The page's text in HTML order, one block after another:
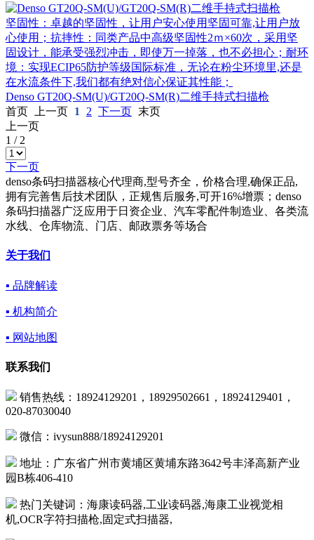
坚固性：卓越的坚固性，让用户安心使用坚固可靠,让用户放
心使用；抗摔性：同类产品中高级坚固性2ｍ×60次，采用坚
固设计，能承受强烈冲击，即使万一掉落，也不必担心；耐环
境：实现ECIP65防护等级国际标准，无论在粉尘环境里,还是
在水流条件下,我们都有绝对信心保证其性能；
Denso GT20Q-SM(U)/GT20Q-SM(R)二维手持式扫描枪
首页
上一页 1 2 下一页 末页
上一页
1 / 2
下一页
denso条码扫描器核心代理商,型号齐全，价格合理,确保正品,
拥有完善售后技术团队，正规售后服务,可开16%增票；denso
条码扫描器广泛应用于日资企业、汽车零配件制造业、各类流
水线、仓库物流、门店、邮政票务等场合
关于我们
▪ 品牌解读
▪ 机构简介
▪ 网站地图
联系我们
销售热线：18924129201，18929502661，18924129401，
020-87030040
微信：ivysun888/18924129201
地址：广东省广州市黄埔区黄埔东路3642号丰泽高新产业
园B栋406-410
热门关键词：海康读码器,工业读码器,海康工业视觉相
机,OCR字符扫描枪,固定式扫描器,